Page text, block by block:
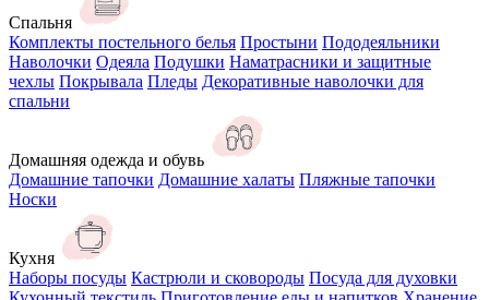
Спальня
Комплекты постельного белья Простыни Пододеяльники
Наволочки Одеяла Подушки Наматрасники и защитные
чехлы Покрывала Пледы Декоративные наволочки для
спальни
Домашняя одежда и обувь
Домашние тапочки Домашние халаты Пляжные тапочки
Носки
Кухня
Наборы посуды Кастрюли и сковороды Посуда для духовки